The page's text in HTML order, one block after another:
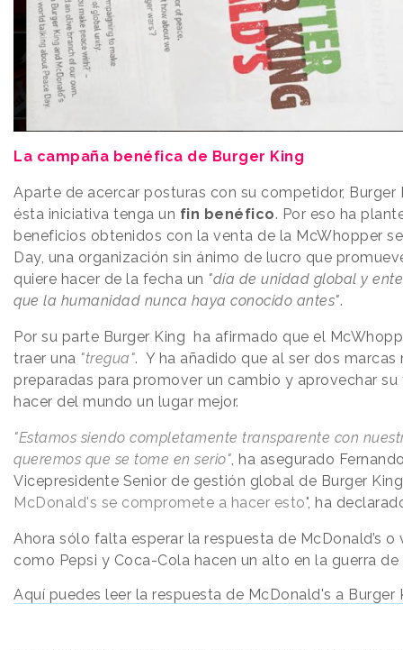
La campaña benéfica de Burger King
Aparte de acercar posturas con su competidor, Burger
ésta iniciativa tenga un fin benéfico. Por eso ha
beneficios obtenidos con la venta de la McWhopper
Day, una organización sin ánimo de lucro que
quiere hacer de la fecha un "día de unidad global y
que la humanidad nunca haya conocido antes".
Por su parte Burger King ha afirmado que el
traer una "tregua". Y ha añadido que al ser dos
preparadas para promover un cambio y aprovechar
hacer del mundo un lugar mejor.
"Estamos siendo completamente transparente con
queremos que se tome en serio" , ha asegurado
Vicepresidente Senior de gestión global de Burger
McDonald's se compromete a hacer esto", ha
Ahora sólo falta esperar la respuesta de McDonald’s o
como Pepsi y Coca-Cola hacen un alto en la guerra
Aquí puedes leer la respuesta de McDonald's a Burger